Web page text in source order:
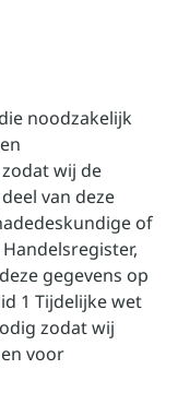
noodzakelijk
wij de
van deze
of
gegevens op
1 Tijdelijke wet
zodat wij
voor